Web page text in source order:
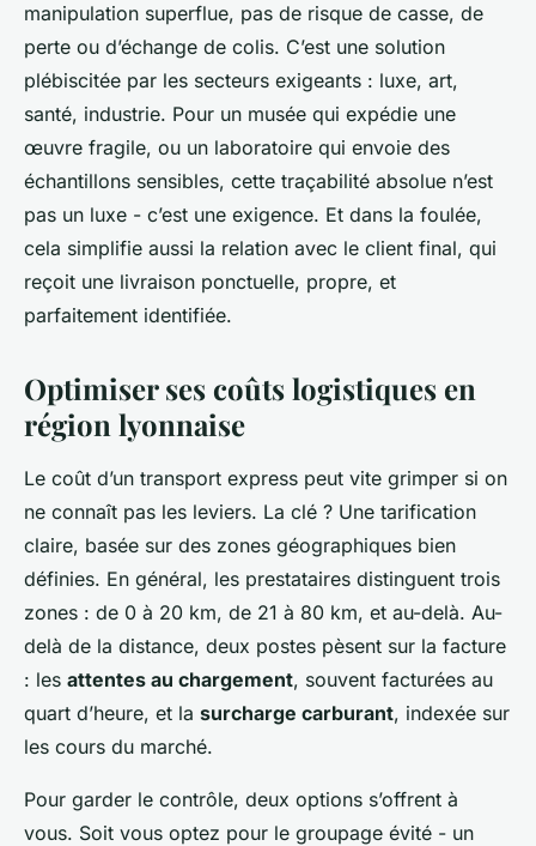
manipulation superflue, pas de risque de casse, de
perte ou d’échange de colis. C’est une solution
plébiscitée par les secteurs exigeants : luxe, art,
santé, industrie. Pour un musée qui expédie une
œuvre fragile, ou un laboratoire qui envoie des
échantillons sensibles, cette traçabilité absolue n’est
pas un luxe - c’est une exigence. Et dans la foulée,
cela simplifie aussi la relation avec le client final, qui
reçoit une livraison ponctuelle, propre, et
parfaitement identifiée.
Optimiser ses coûts logistiques en
région lyonnaise
Le coût d’un transport express peut vite grimper si on
ne connaît pas les leviers. La clé ? Une tarification
claire, basée sur des zones géographiques bien
définies. En général, les prestataires distinguent trois
zones : de 0 à 20 km, de 21 à 80 km, et au-delà. Au-
delà de la distance, deux postes pèsent sur la facture
: les attentes au chargement, souvent facturées au
quart d’heure, et la surcharge carburant, indexée sur
les cours du marché.
Pour garder le contrôle, deux options s’offrent à
vous. Soit vous optez pour le groupage évité - un